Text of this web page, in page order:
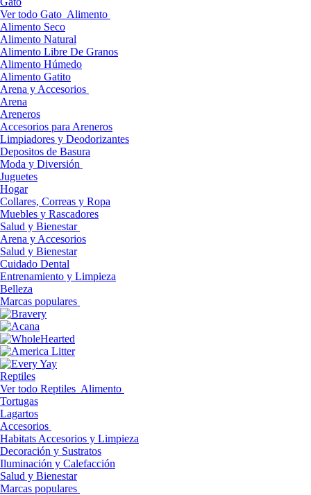
Ver todo Gato Alimento
Alimento Seco
Alimento Natural
Alimento Libre De Granos
Alimento Húmedo
Alimento Gatito
Arena y Accesorios
Arena
Areneros
Accesorios para Areneros
Limpiadores y Deodorizantes
Depositos de Basura
Moda y Diversión
Juguetes
Hogar
Collares, Correas y Ropa
Muebles y Rascadores
Salud y Bienestar
Arena y Accesorios
Salud y Bienestar
Cuidado Dental
Entrenamiento y Limpieza
Belleza
Marcas populares
Reptiles
Ver todo Reptiles Alimento
Tortugas
Lagartos
Accesorios
Habitats Accesorios y Limpieza
Decoración y Sustratos
Iluminación y Calefacción
Salud y Bienestar
Marcas populares